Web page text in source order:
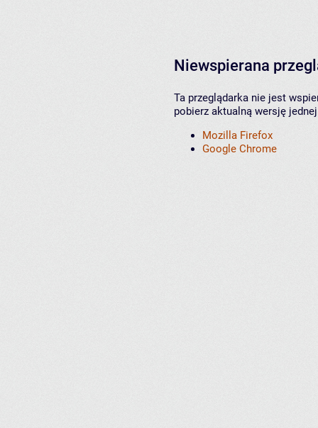
Niewspierana
Ta przeglądarka nie jest
pobierz aktualną wersję
Mozilla Firefox
Google Chrome